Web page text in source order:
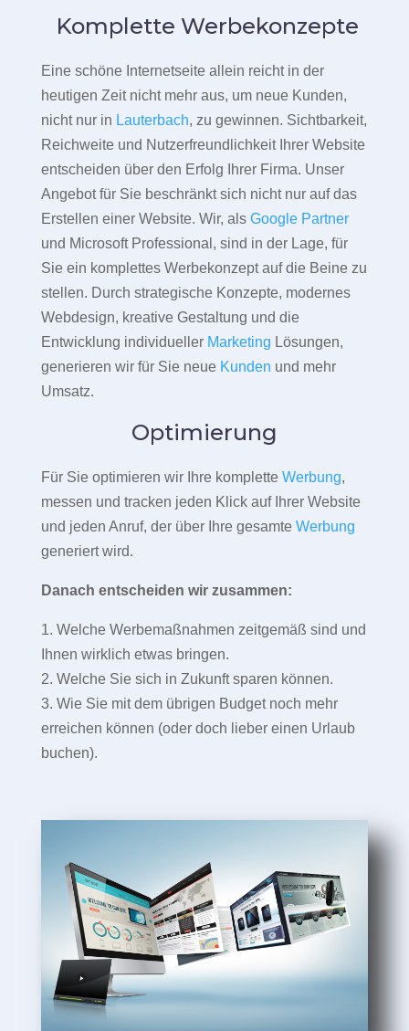
Komplette Werbekonzepte
Eine schöne Internetseite allein reicht in der
heutigen Zeit nicht mehr aus, um neue Kunden,
nicht nur in Lauterbach, zu gewinnen. Sichtbarkeit,
Reichweite und Nutzerfreundlichkeit Ihrer Website
entscheiden über den Erfolg Ihrer Firma. Unser
Angebot für Sie beschränkt sich nicht nur auf das
Erstellen einer Website. Wir, als Google Partner
und Microsoft Professional, sind in der Lage, für
Sie ein komplettes Werbekonzept auf die Beine zu
stellen. Durch strategische Konzepte, modernes
Webdesign, kreative Gestaltung und die
Entwicklung individueller Marketing Lösungen,
generieren wir für Sie neue Kunden und mehr
Umsatz.
Optimierung
Für Sie optimieren wir Ihre komplette Werbung,
messen und tracken jeden Klick auf Ihrer Website
und jeden Anruf, der über Ihre gesamte Werbung
generiert wird.
Danach entscheiden wir zusammen:
1. Welche Werbemaßnahmen zeitgemäß sind und
Ihnen wirklich etwas bringen.
2. Welche Sie sich in Zukunft sparen können.
3. Wie Sie mit dem übrigen Budget noch mehr
erreichen können (oder doch lieber einen Urlaub
buchen).